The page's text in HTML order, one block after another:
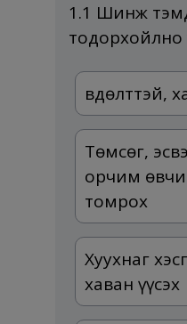
1.1 Шинж
тодорхойлно
Өвдөлттэй,
Төмсөг,
орчим
томрох
Хуухнаг
хаван үүсэх